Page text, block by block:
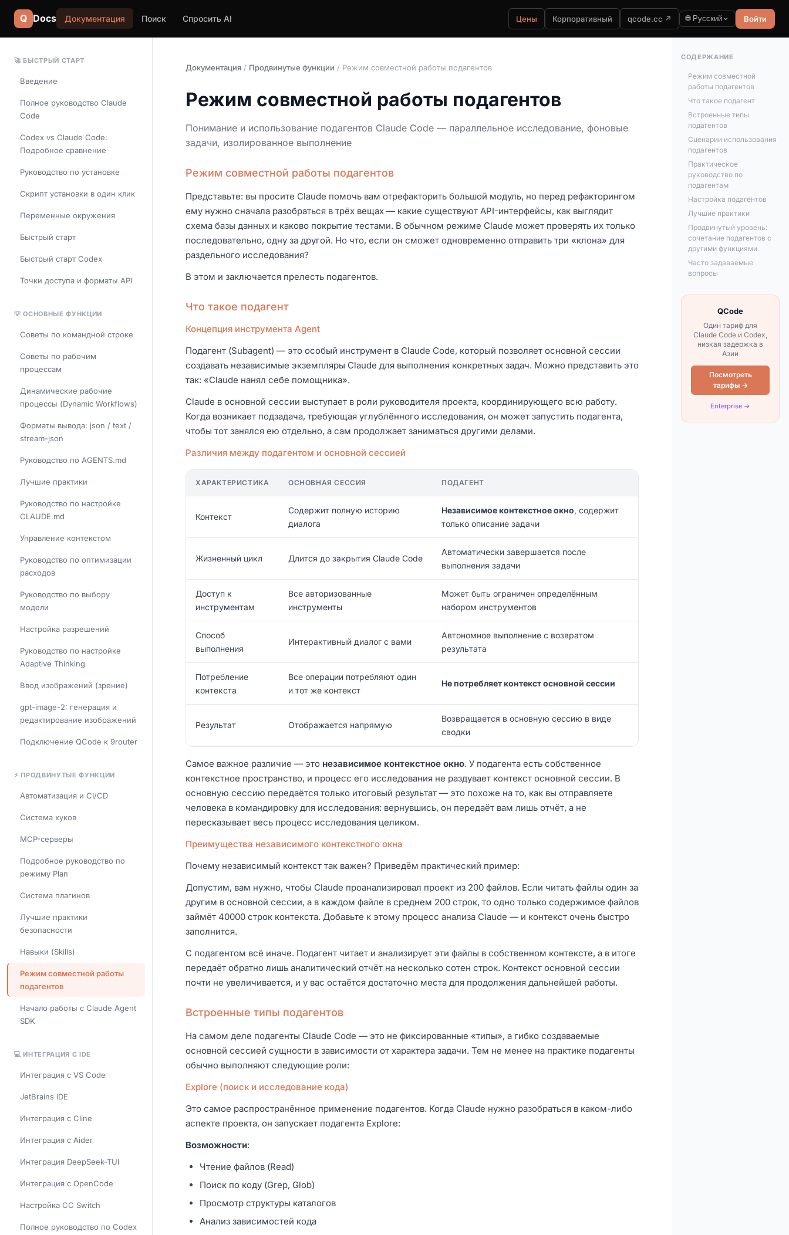
Q Docs Документация Поиск Спросить AI Цены Корпоративный qcode.cc ↗ 🌐 Русский Войти
🚀 БЫСТРЫЙ СТАРТ
Введение
Полное руководство Claude
Code
Codex vs Claude Code:
Подробное сравнение
Руководство по установке
Скрипт установки в один клик
Переменные окружения
Быстрый старт
Быстрый старт Codex
Точки доступа и форматы API
💡 ОСНОВНЫЕ ФУНКЦИИ
Советы по командной строке
Советы по рабочим
процессам
Динамические рабочие
процессы (Dynamic Workflows)
Форматы вывода: json / text /
stream-json
Руководство по AGENTS.md
Лучшие практики
Руководство по настройке
CLAUDE.md
Управление контекстом
Руководство по оптимизации
расходов
Руководство по выбору
модели
Настройка разрешений
Руководство по настройке
Adaptive Thinking
Ввод изображений (зрение)
gpt-image-2: генерация и
редактирование изображений
Подключение QCode к 9router
⚡ ПРОДВИНУТЫЕ ФУНКЦИИ
Автоматизация и CI/CD
Система хуков
MCP-серверы
Подробное руководство по
режиму Plan
Система плагинов
Лучшие практики
безопасности
Навыки (Skills)
Режим совместной работы
подагентов
Начало работы с Claude Agent
SDK
💻 ИНТЕГРАЦИЯ С IDE
Интеграция с VS Code
JetBrains IDE
Интеграция с Cline
Интеграция с Aider
Интеграция DeepSeek-TUI
Интеграция с OpenCode
Настройка CC Switch
Полное руководство по Codex
Документация / Продвинутые функции / Режим совместной работы подагентов
Режим совместной работы подагентов
Понимание и использование подагентов Claude Code — параллельное исследование, фоновые
задачи, изолированное выполнение
Режим совместной работы подагентов
Представьте: вы просите Claude помочь вам отрефакторить большой модуль, но перед рефакторингом
ему нужно сначала разобраться в трёх вещах — какие существуют API-интерфейсы, как выглядит
схема базы данных и каково покрытие тестами. В обычном режиме Claude может проверять их только
последовательно, одну за другой. Но что, если он сможет одновременно отправить три «клона» для
раздельного исследования?
В этом и заключается прелесть подагентов.
Что такое подагент
Концепция инструмента Agent
Подагент (Subagent) — это особый инструмент в Claude Code, который позволяет основной сессии
создавать независимые экземпляры Claude для выполнения конкретных задач. Можно представить это
так: «Claude нанял себе помощника».
Claude в основной сессии выступает в роли руководителя проекта, координирующего всю работу.
Когда возникает подзадача, требующая углублённого исследования, он может запустить подагента,
чтобы тот занялся ею отдельно, а сам продолжает заниматься другими делами.
Различия между подагентом и основной сессией
ХАРАКТЕРИСТИКА ОСНОВНАЯ СЕССИЯ ПОДАГЕНТ
Контекст
Содержит полную историю
диалога
Независимое контекстное окно, содержит
только описание задачи
Жизненный цикл Длится до закрытия Claude Code
Автоматически завершается после
выполнения задачи
Доступ к
инструментам
Все авторизованные
инструменты
Может быть ограничен определённым
набором инструментов
Способ
выполнения
Интерактивный диалог с вами
Автономное выполнение с возвратом
результата
Потребление
контекста
Все операции потребляют один
и тот же контекст
Не потребляет контекст основной сессии
Результат Отображается напрямую
Возвращается в основную сессию в виде
сводки
Самое важное различие — это независимое контекстное окно. У подагента есть собственное
контекстное пространство, и процесс его исследования не раздувает контекст основной сессии. В
основную сессию передаётся только итоговый результат — это похоже на то, как вы отправляете
человека в командировку для исследования: вернувшись, он передаёт вам лишь отчёт, а не
пересказывает весь процесс исследования целиком.
Преимущества независимого контекстного окна
Почему независимый контекст так важен? Приведём практический пример:
Допустим, вам нужно, чтобы Claude проанализировал проект из 200 файлов. Если читать файлы один за
другим в основной сессии, а в каждом файле в среднем 200 строк, то одно только содержимое файлов
займёт 40000 строк контекста. Добавьте к этому процесс анализа Claude — и контекст очень быстро
заполнится.
С подагентом всё иначе. Подагент читает и анализирует эти файлы в собственном контексте, а в итоге
передаёт обратно лишь аналитический отчёт на несколько сотен строк. Контекст основной сессии
почти не увеличивается, и у вас остаётся достаточно места для продолжения дальнейшей работы.
Встроенные типы подагентов
На самом деле подагенты Claude Code — это не фиксированные «типы», а гибко создаваемые
основной сессией сущности в зависимости от характера задачи. Тем не менее на практике подагенты
обычно выполняют следующие роли:
Explore (поиск и исследование кода)
Это самое распространённое применение подагентов. Когда Claude нужно разобраться в каком-либо
аспекте проекта, он запускает подагента Explore:
Возможности:
Чтение файлов (Read)
Поиск по коду (Grep, Glob)
Просмотр структуры каталогов
Анализ зависимостей кода
СОДЕРЖАНИЕ
Режим совместной
работы подагентов
Что такое подагент
Встроенные типы
подагентов
Сценарии использования
подагентов
Практическое
руководство по
подагентам
Настройка подагентов
Лучшие практики
Продвинутый уровень:
сочетание подагентов с
другими функциями
Часто задаваемые
вопросы
QCode
Один тариф для
Claude Code и Codex,
низкая задержка в
Азии
Посмотреть
тарифы →
Enterprise →